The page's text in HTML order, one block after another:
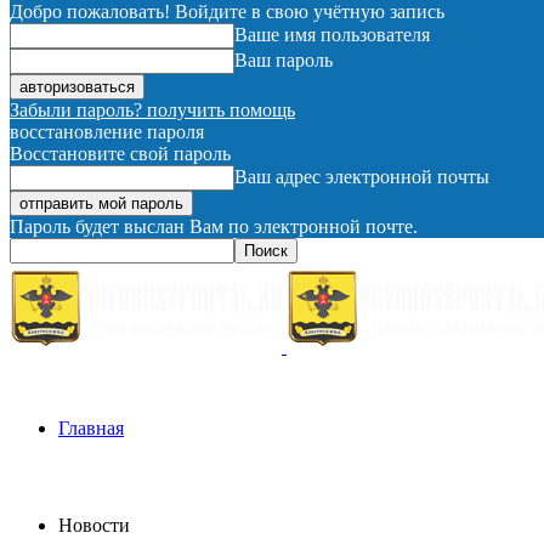
Добро пожаловать! Войдите в свою учётную запись
Ваше имя пользователя
Ваш пароль
Забыли пароль? получить помощь
восстановление пароля
Восстановите свой пароль
Ваш адрес электронной почты
Пароль будет выслан Вам по электронной почте.
Главная
Новости